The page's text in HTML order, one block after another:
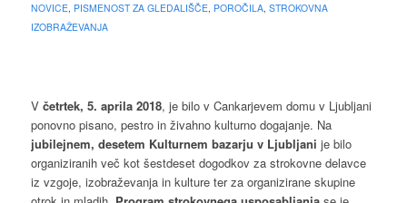
NOVICE, PISMENOST ZA GLEDALIŠČE, POROČILA, STROKOVNA
IZOBRAŽEVANJA
V četrtek, 5. aprila 2018, je bilo v Cankarjevem domu v Ljubljani
ponovno pisano, pestro in živahno kulturno dogajanje. Na
jubilejnem, desetem Kulturnem bazarju v Ljubljani je bilo
organiziranih več kot šestdeset dogodkov za strokovne delavce
iz vzgoje, izobraževanja in kulture ter za organizirane skupine